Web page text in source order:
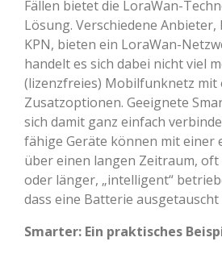
Fällen bietet die LoraWan-
Lösung. Verschiedene Anbieter,
KPN, bieten ein LoraWan-
handelt es sich dabei nicht viel
(lizenzfreies) Mobilfunknetz mit
Zusatzoptionen. Geeignete
sich damit ganz einfach
fähige Geräte können mit einer
über einen langen Zeitraum, oft
oder länger, „intelligent“
dass eine Batterie ausgetauscht
Smarter: Ein praktisches